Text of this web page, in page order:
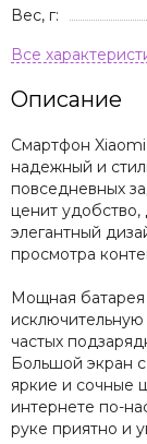
Вес, г:
Описание
Смартфон
надежный и
повседневных
ценит
элегантный
просмотра
Мощная батарея
исключительную
частых
Большой экран
яркие и сочные
интернете по-
руке приятно и